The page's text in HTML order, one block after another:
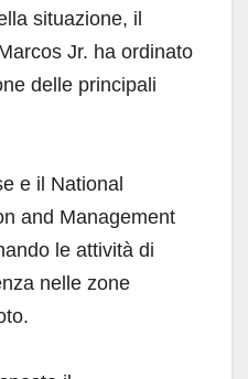
situazione, il
Jr. ha ordinato
delle principali
e il National
and Management
le attività di
nelle zone